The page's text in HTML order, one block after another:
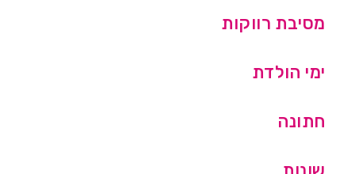
מסיבת רווקות
ימי הולדת
חתונה